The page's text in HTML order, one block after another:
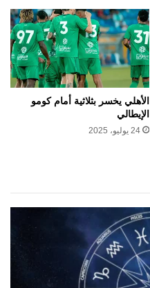
الأهلي يخسر بثلاثية أمام كومو
الإيطالي
24 يوليو، 2025